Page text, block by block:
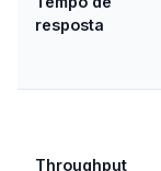
resposta
Throughput